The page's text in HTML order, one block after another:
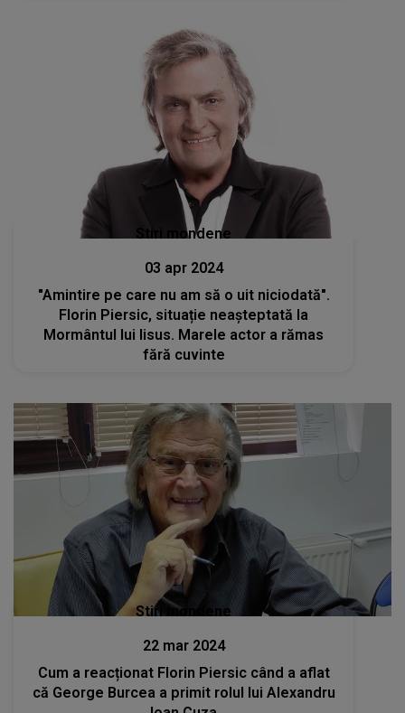
Stiri mondene
03 apr 2024
"Amintire pe care nu am să o uit niciodată".
Florin Piersic, situație neașteptată la
Mormântul lui Iisus. Marele actor a rămas
fără cuvinte
Stiri mondene
22 mar 2024
Cum a reacționat Florin Piersic când a aflat
că George Burcea a primit rolul lui Alexandru